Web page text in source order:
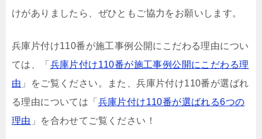
けがありましたら、ぜひともご協力をお願いします。
兵庫片付け110番が施工事例公開にこだわる理由につい
ては、「 兵庫片付け110番が施工事例公開にこだわる理
由 」をご覧ください。また、兵庫片付け110番が選ばれ
る理由については「 兵庫片付け110番が選ばれる6つの
理由 」を合わせてご覧ください！